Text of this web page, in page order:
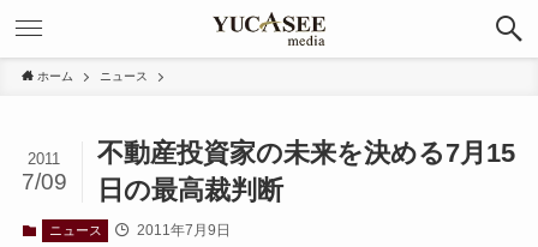
ホーム ニュース
不動産投資家の未来を決める7月15
日の最高裁判断
2011
7/09
ニュース 2011年7月9日